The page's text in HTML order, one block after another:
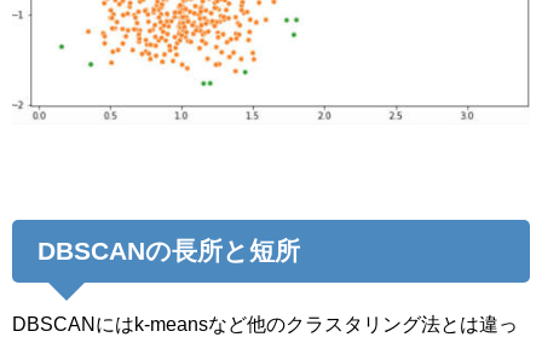
DBSCANの長所と短所
DBSCANにはk-meansなど他のクラスタリング法とは違っ